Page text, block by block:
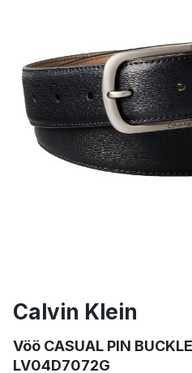
Calvin Klein
Vöö CASUAL PIN
LV04D7072G